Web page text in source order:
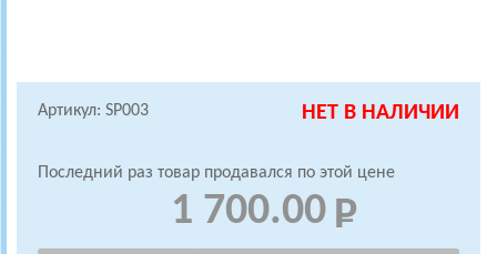
Артикул: SP003 НЕТ В НАЛИЧИИ
Последний раз товар продавался по этой цене
1 700.00